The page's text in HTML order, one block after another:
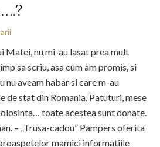
Matei, nu mi-au lasat prea mult
sa scriu, asa cum am promis, si
nu aveam habar si care m-au
de stat din Romania. Patuturi, mese
toate acestea sunt donate.
– „Trusa-cadou” Pampers oferita
mamici informatiile